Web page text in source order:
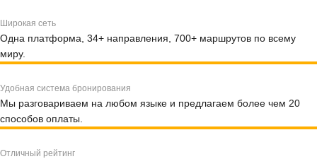
Широкая сеть
Одна платформа, 34+ направления, 700+ маршрутов по всему
миру.
Удобная система бронирования
Мы разговариваем на любом языке и предлагаем более чем 20
способов оплаты.
Отличный рейтинг